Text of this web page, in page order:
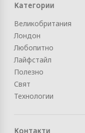
Категории
Великобритания
Лондон
Любопитно
Лайфстайл
Полезно
Свят
Технологии
Контакти